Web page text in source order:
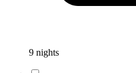
9 nights